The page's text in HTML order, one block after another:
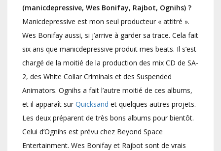
(manicdepressive, Wes Bonifay, Rajbot, Ognihs) ?
Manicdepressive est mon seul producteur « attitré ».
Wes Bonifay aussi, si j’arrive à garder sa trace. Cela fait
six ans que manicdepressive produit mes beats. Il s’est
chargé de la moitié de la production des mix CD de SA-
2, des White Collar Criminals et des Suspended
Animators. Ognihs a fait l’autre moitié de ces albums,
et il apparaît sur Quicksand et quelques autres projets.
Les deux préparent de très bons albums pour bientôt.
Celui d’Ognihs est prévu chez Beyond Space
Entertainment. Wes Bonifay et Rajbot sont de vrais